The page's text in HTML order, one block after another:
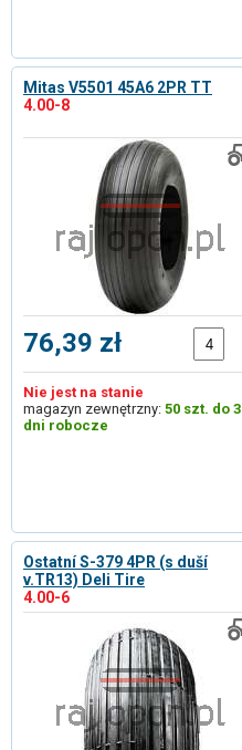
Mitas V5501 45A6 2PR TT
4.00-8
76,39 zł
Nie jest na stanie
magazyn zewnętrzny: 50 szt. do 3
dni robocze
Ostatní S-379 4PR (s duší
v.TR13) Deli Tire
4.00-6